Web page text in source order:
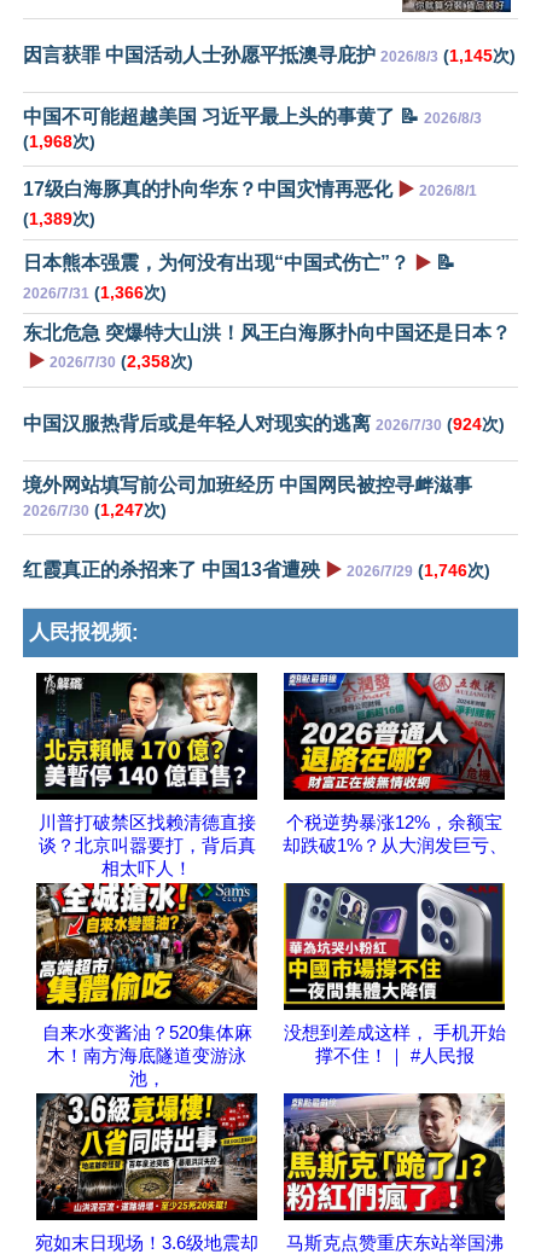
因言获罪 中国活动人士孙愿平抵澳寻庇护 2026/8/3 (1,145次)
中国不可能超越美国 习近平最上头的事黄了 📝 2026/8/3
(1,968次)
17级白海豚真的扑向华东？中国灾情再恶化 ▶️ 2026/8/1
(1,389次)
日本熊本强震，为何没有出现“中国式伤亡”？ ▶️ 📝
2026/7/31 (1,366次)
东北危急 突爆特大山洪！风王白海豚扑向中国还是日本？
▶️ 2026/7/30 (2,358次)
中国汉服热背后或是年轻人对现实的逃离 2026/7/30 (924次)
境外网站填写前公司加班经历 中国网民被控寻衅滋事
2026/7/30 (1,247次)
红霞真正的杀招来了 中国13省遭殃 ▶️ 2026/7/29 (1,746次)
人民报视频:
川普打破禁区找赖清德直接
谈？北京叫嚣要打，背后真
相太吓人！
个税逆势暴涨12%，余额宝
却跌破1%？从大润发巨亏、
自来水变酱油？520集体麻
木！南方海底隧道变游泳
池，
没想到差成这样， 手机开始
撑不住！｜ #人民报
宛如末日现场！3.6级地震却
马斯克点赞重庆东站举国沸